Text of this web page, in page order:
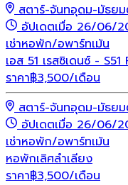
สตาร์-จันทอุดม-มัธย
อัปเดตเมื่อ 26/06/
เช่าหอพัก/อพาร์ทเม้น
เอส 51 เรสซิเดนซ์ -
ราคา฿3,500/เดือน
สตาร์-จันทอุดม-มัธย
อัปเดตเมื่อ 26/06/
เช่าหอพัก/อพาร์ทเม้น
หอพักเลิศลำเลียง
ราคา฿3,500/เดือน